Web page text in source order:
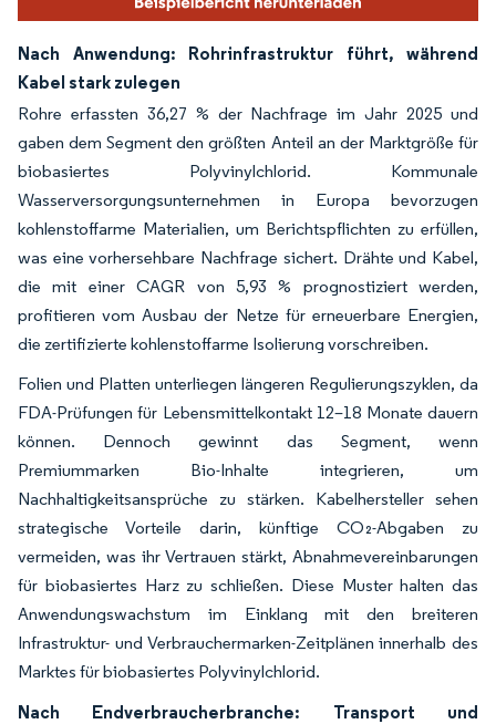
Nach Anwendung: Rohrinfrastruktur führt, während
Kabel stark zulegen
Rohre erfassten 36,27 % der Nachfrage im Jahr 2025 und
gaben dem Segment den größten Anteil an der Marktgröße für
biobasiertes Polyvinylchlorid. Kommunale
Wasserversorgungsunternehmen in Europa bevorzugen
kohlenstoffarme Materialien, um Berichtspflichten zu erfüllen,
was eine vorhersehbare Nachfrage sichert. Drähte und Kabel,
die mit einer CAGR von 5,93 % prognostiziert werden,
profitieren vom Ausbau der Netze für erneuerbare Energien,
die zertifizierte kohlenstoffarme Isolierung vorschreiben.
Folien und Platten unterliegen längeren Regulierungszyklen, da
FDA-Prüfungen für Lebensmittelkontakt 12–18 Monate dauern
können. Dennoch gewinnt das Segment, wenn
Premiummarken Bio-Inhalte integrieren, um
Nachhaltigkeitsansprüche zu stärken. Kabelhersteller sehen
strategische Vorteile darin, künftige CO₂-Abgaben zu
vermeiden, was ihr Vertrauen stärkt, Abnahmevereinbarungen
für biobasiertes Harz zu schließen. Diese Muster halten das
Anwendungswachstum im Einklang mit den breiteren
Infrastruktur- und Verbrauchermarken-Zeitplänen innerhalb des
Marktes für biobasiertes Polyvinylchlorid.
Nach Endverbraucherbranche: Transport und